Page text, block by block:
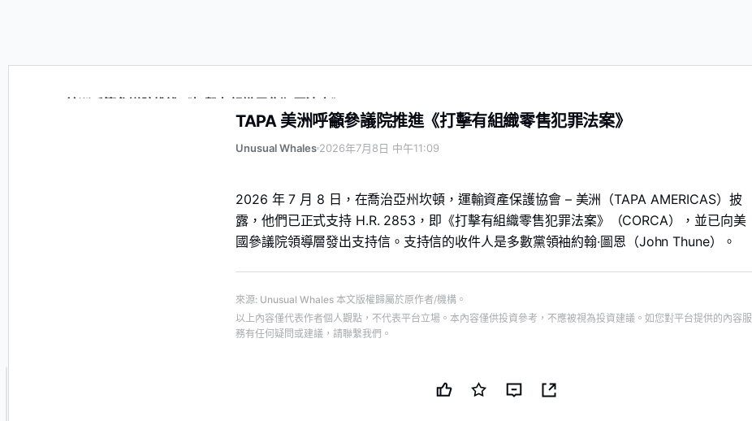
TAPA 美洲呼籲參議院推進《打擊有組織零售犯罪法案》
TAPA 美洲呼籲參議院推進《打擊有組織零售犯罪法案》
Unusual Whales 2026年7月8日 中午11:09
2026 年 7 月 8 日，在喬治亞州坎頓，運輸資產保護協會 – 美洲（TAPA AMERICAS）披
露，他們已正式支持 H.R. 2853，即《打擊有組織零售犯罪法案》（CORCA），並已向美
國參議院領導層發出支持信。支持信的收件人是多數黨領袖約翰·圖恩（John Thune）。
來源: Unusual Whales 本文版權歸屬於原作者/機構。
以上內容僅代表作者個人觀點，不代表平台立場。本內容僅供投資參考，不應被視為投資建議。如您對平台提供的內容服
務有任何疑問或建議，請聯繫我們。